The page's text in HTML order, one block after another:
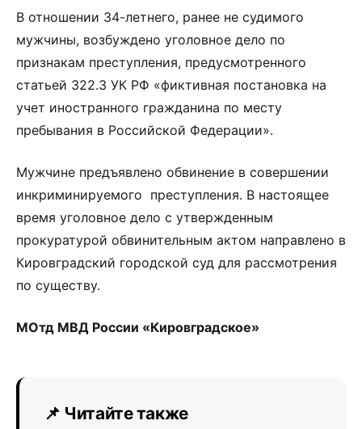
В отношении 34-летнего, ранее не судимого
мужчины, возбуждено уголовное дело по
признакам преступления, предусмотренного
статьей 322.3 УК РФ «фиктивная постановка на
учет иностранного гражданина по месту
пребывания в Российской Федерации».
Мужчине предъявлено обвинение в совершении
инкриминируемого преступления. В настоящее
время уголовное дело с утвержденным
прокуратурой обвинительным актом направлено в
Кировградский городской суд для рассмотрения
по существу.
МОтд МВД России «Кировградское»
📌 Читайте также